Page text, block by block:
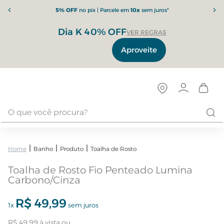
5% OFFno pix | Parcele em10xsem juros*
Dia K 40% OFFVER REGRAS
Aproveite
Banho Produto Toalha de Rosto
Toalha de Rosto Fio Penteado Lumina
Carbono/Cinza
1x R$ 49,99 sem juros